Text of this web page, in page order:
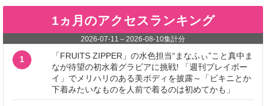
1ヵ月のアクセスランキング
2026-07-11 ～2026-08-10集計分
1
「FRUITS ZIPPER」の水色担当“まなふぃ”こと真中ま
なが待望の初水着グラビアに挑戦! 「週刊プレイボー
イ」でメリハリのある美ボディを披露～「ビキニとか
下着みたいなものを人前で着るのは初めてかも」